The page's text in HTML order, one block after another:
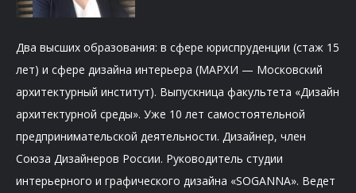
Два высших образования: в сфере юриспруденции (стаж 15
лет) и сфере дизайна интерьера (МАРХИ — Московский
архитектурный институт). Выпускница факультета «Дизайн
архитектурной среды». Уже 10 лет самостоятельной
предпринимательской деятельности. Дизайнер, член
Союза Дизайнеров России. Руководитель студии
интерьерного и графического дизайна «SOGANNA». Ведет